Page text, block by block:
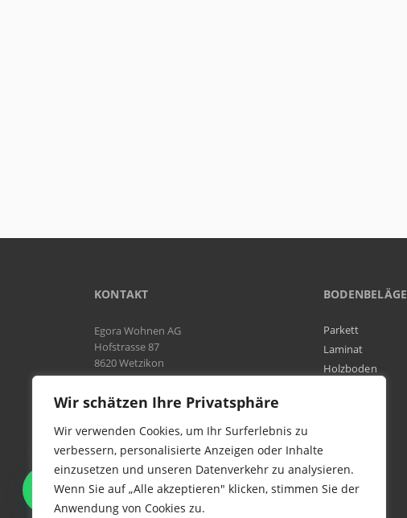
Wir schätzen Ihre Privatsphäre
Wir verwenden Cookies, um Ihr Surferlebnis zu
verbessern, personalisierte Anzeigen oder Inhalte
einzusetzen und unseren Datenverkehr zu analysieren.
Wenn Sie auf „Alle akzeptieren" klicken, stimmen Sie der
Anwendung von Cookies zu.
KONTAKT
Egora Wohnen AG
Hofstrasse 87
8620 Wetzikon
Natel:
076 566 38 92
Tel:044 954 25 61
Mail:info@egora-bodenbelaege.ch
BODENBELÄGE
Parkett
Laminat
Holzboden
WIR SIND IN DER GESAMTEN
SCHWEIZ TÄTIG